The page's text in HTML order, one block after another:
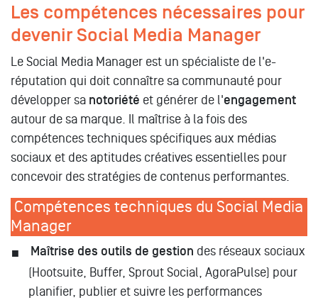
Les compétences nécessaires pour
devenir Social Media Manager
Le Social Media Manager est un spécialiste de l'e-
réputation qui doit connaître sa communauté pour
développer sa notoriété et générer de l'engagement
autour de sa marque. Il maîtrise à la fois des
compétences techniques spécifiques aux médias
sociaux et des aptitudes créatives essentielles pour
concevoir des stratégies de contenus performantes.
Compétences techniques du Social Media
Manager
Maîtrise des outils de gestion des réseaux sociaux
(Hootsuite, Buffer, Sprout Social, AgoraPulse) pour
planifier, publier et suivre les performances